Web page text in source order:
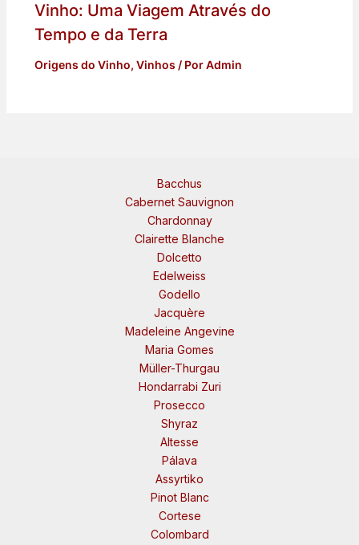
Vinho: Uma Viagem Através do
Tempo e da Terra
Origens do Vinho, Vinhos / PorAdmin
Bacchus
Cabernet Sauvignon
Chardonnay
Clairette Blanche
Dolcetto
Edelweiss
Godello
Jacquère
Madeleine Angevine
Maria Gomes
Müller-Thurgau
Hondarrabi Zuri
Prosecco
Shyraz
Altesse
Pálava
Assyrtiko
Pinot Blanc
Cortese
Colombard